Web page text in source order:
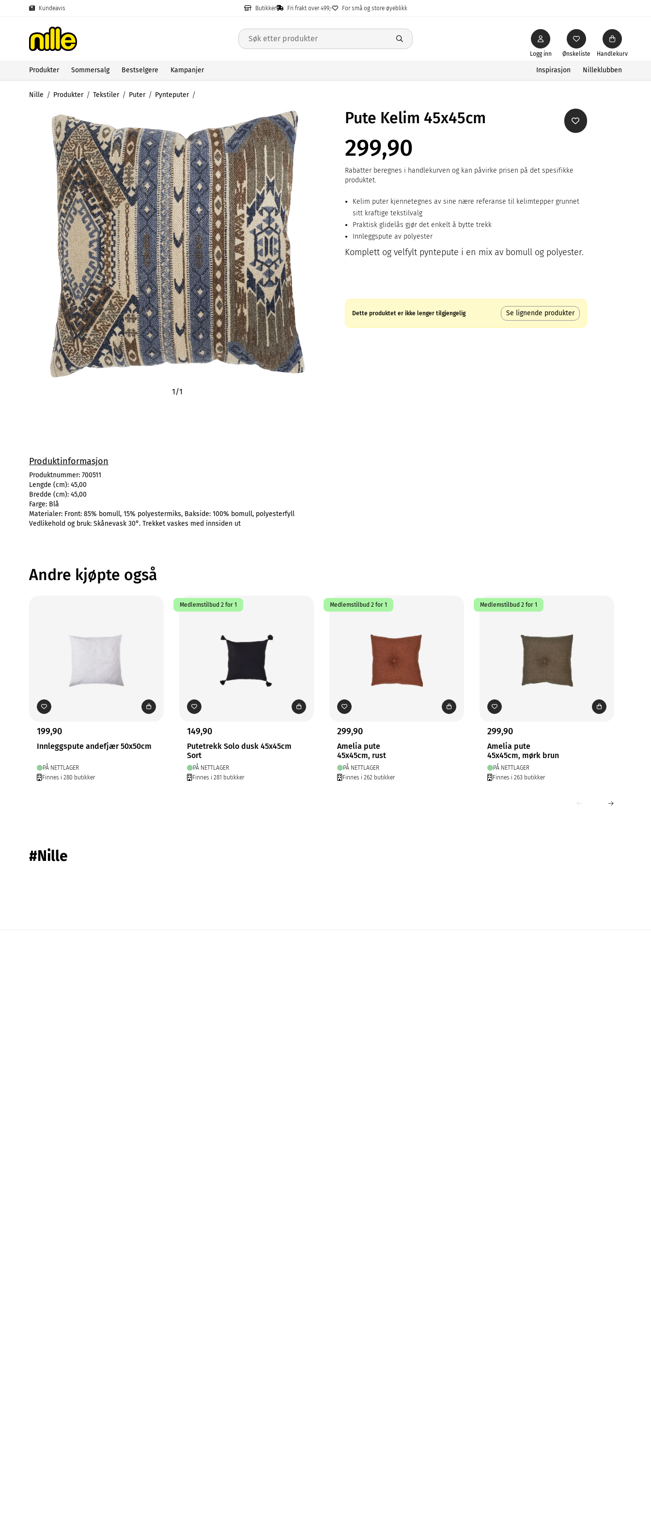
Kundeavis Butikker Fri frakt over 499,- For små og store øyeblikk
Ønskeliste
Logg inn Handlekurv
Produkter Sommersalg Bestselgere Kampanjer Inspirasjon Nilleklubben
Nille Produkter Tekstiler Puter Pynteputer
1/1
Pute Kelim 45x45cm
299,90
Rabatter beregnes i handlekurven og kan påvirke prisen på det spesifikke
produktet.
Kelim puter kjennetegnes av sine nære referanse til kelimtepper grunnet
sitt kraftige tekstilvalg
Praktisk glidelås gjør det enkelt å bytte trekk
Innleggspute av polyester
Komplett og velfylt pyntepute i en mix av bomull og polyester.
Dette produktet er ikke lenger tilgjengelig Se lignende produkter
Produktinformasjon
Produktnummer: 700511
Lengde (cm): 45,00
Bredde (cm): 45,00
Farge: Blå
Materialer: Front: 85% bomull, 15% polyestermiks, Bakside: 100% bomull, polyesterfyll
Vedlikehold og bruk: Skånevask 30°. Trekket vaskes med innsiden ut
Andre kjøpte også
199,90
Innleggspute andefjær 50x50cm
PÅ NETTLAGER
Finnes i 280 butikker
Medlemstilbud 2 for 1
149,90
Putetrekk Solo dusk 45x45cm
Sort
PÅ NETTLAGER
Finnes i 281 butikker
Medlemstilbud 2 for 1
299,90
Amelia pute
45x45cm, rust
PÅ NETTLAGER
Finnes i 262 butikker
Medlemstilbud 2 for 1
299,90
Amelia pute
45x45cm, mørk brun
PÅ NETTLAGER
Finnes i 263 butikker
#Nille